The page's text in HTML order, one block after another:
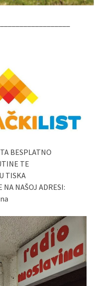
BESPLATNO
TE
TISKA
NA NAŠOJ ADRESI: